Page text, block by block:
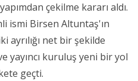
çekilme kararı aldı.
ismi Birsen Altuntaş'ın
ayrılığı net bir şekilde
yayıncı kuruluş yeni bir yol
geçti.